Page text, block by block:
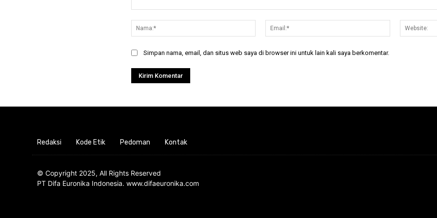
Nama:*
Email:*
Simpan nama, email, dan situs web saya di browser ini untuk lain kali saya berkomentar.
Redaksi Kode Etik Pedoman Kontak
© Copyright 2025, All Rights Reserved
PT Difa Euronika Indonesia. www.difaeuronika.com